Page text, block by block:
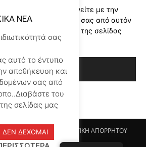
το έντυπο συμφωνείτε με την
των δεδομένων σας από αυτόν
του ορους χρήσης της σελίδας
Login Register
ΠΟΛΙΤΙΚΗ ΑΠΟΡΡΗΤΟΥ
ΧΡΗΣΗΣ
ΕΠΙΚΟΙΝΩΝΙΑ
NEA
σας
αυτό το έντυπο
αποθήκευση και
σας από
του
σελίδας μας
ΔΕΝ ΔΕΧΟΜΑΙ